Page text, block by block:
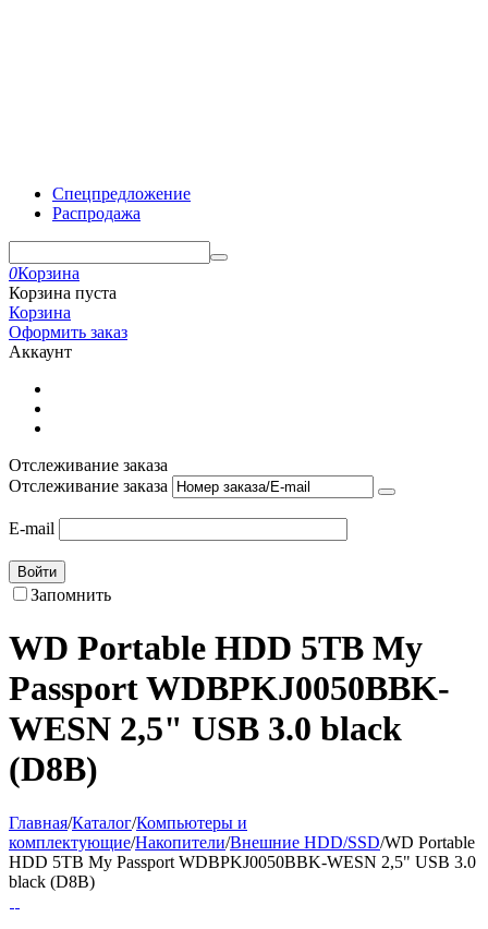
Спецпредложение
Распродажа
0Корзина
Корзина пуста
Корзина
Оформить заказ
Аккаунт
Отслеживание заказа
Отслеживание заказа
E-mail
Войти
Запомнить
WD Portable HDD 5TB My
Passport WDBPKJ0050BBK-
WESN 2,5" USB 3.0 black
(D8B)
Главная/Каталог/Компьютеры и
комплектующие/Накопители/Внешние HDD/SSD/WD Portable
HDD 5TB My Passport WDBPKJ0050BBK-WESN 2,5" USB 3.0
black (D8B)